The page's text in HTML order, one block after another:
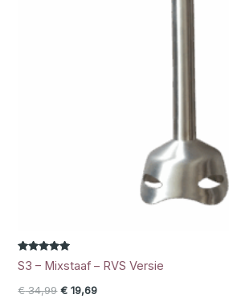
Gewaardeerd
5.00
S3 – Mixstaaf – RVS Versie
€34,99 Oorspronkelijke prijs was: € 34,99.
€ 19,69Huidige prijs is: € 19,69.